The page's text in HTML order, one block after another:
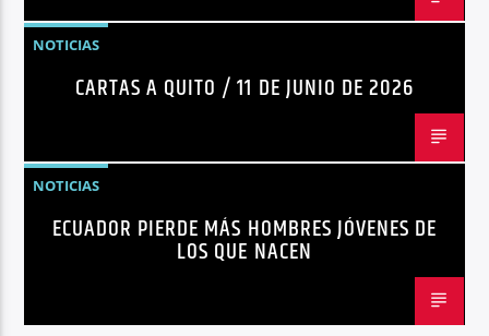
NOTICIAS
CARTAS A QUITO / 11 DE JUNIO DE 2026
NOTICIAS
ECUADOR PIERDE MÁS HOMBRES JÓVENES DE
LOS QUE NACEN